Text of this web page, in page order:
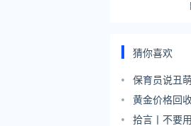
猜你喜欢
保育员说丑
黄金价格回
拾言丨​不要